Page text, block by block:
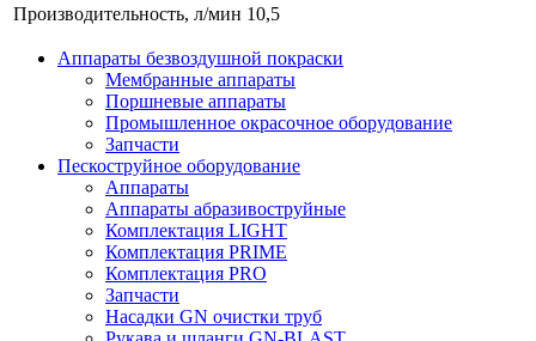
Производительность, л/мин 10,5
Аппараты безвоздушной покраски
Мембранные аппараты
Поршневые аппараты
Промышленное окрасочное оборудование
Запчасти
Пескоструйное оборудование
Аппараты
Аппараты абразивоструйные
Комплектация LIGHT
Комплектация PRIME
Комплектация PRO
Запчасти
Насадки GN очистки труб